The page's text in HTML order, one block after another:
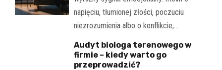
napięciu, tłumionej złości, poczuciu
niezrozumienia albo o konflikcie,…
Audyt biologa terenowego w
firmie – kiedy warto go
przeprowadzić?